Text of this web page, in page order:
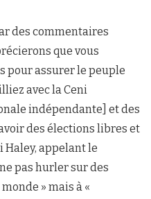
des commentaires
que vous
pour assurer le peuple
avec la Ceni
indépendante] et des
des élections libres et
Haley, appelant le
pas hurler sur des
» mais à «